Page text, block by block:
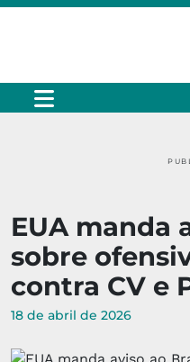
EUA manda
sobre
contra CV e
18 de abril de 2026